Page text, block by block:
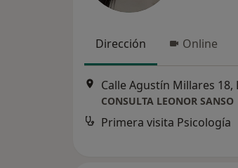
Dirección Online
CONSULTA LEONOR SANSO
Primera visita Psicología